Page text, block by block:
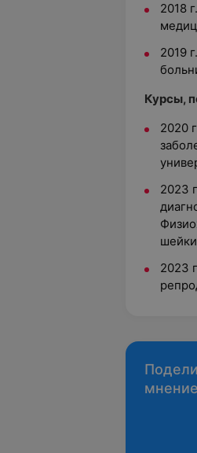
2018
2019
Курсы,
2020
2023
2023